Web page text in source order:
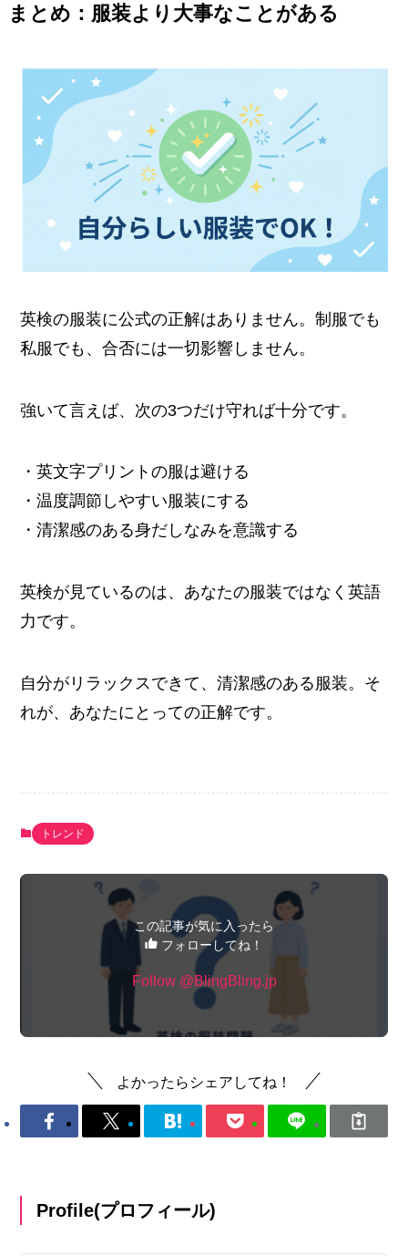
まとめ：服装より大事なことがある
英検の服装に公式の正解はありません。制服でも
私服でも、合否には一切影響しません。
強いて言えば、次の3つだけ守れば十分です。
・英文字プリントの服は避ける
・温度調節しやすい服装にする
・清潔感のある身だしなみを意識する
英検が見ているのは、あなたの服装ではなく英語
力です。
自分がリラックスできて、清潔感のある服装。そ
れが、あなたにとっての正解です。
トレンド
この記事が気に入ったら
フォローしてね！
Follow @BlingBling.jp
よかったらシェアしてね！
Profile(プロフィール)